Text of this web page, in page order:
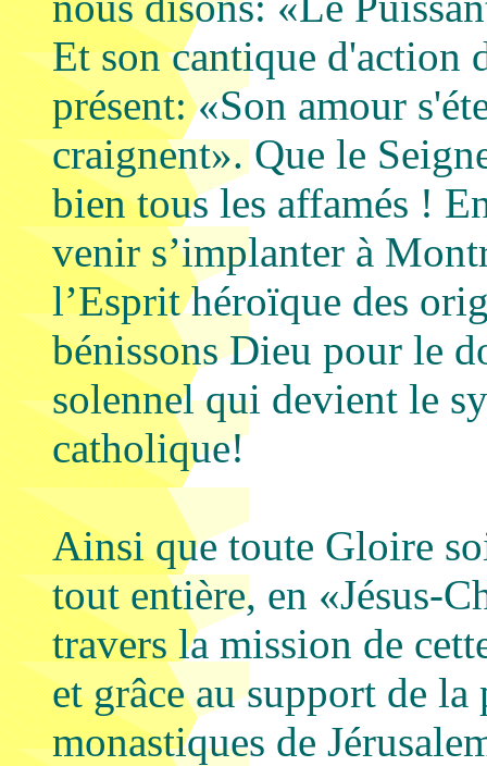
Et son cantique d'action
présent: «Son amour
craignent». Que le
bien tous les affamés !
venir s’implanter à
l’Esprit héroïque des
bénissons Dieu pour le
solennel qui devient le
catholique!
Ainsi que toute Gloire
tout entière, en «Jésus-
travers la mission de
et grâce au support de
monastiques de